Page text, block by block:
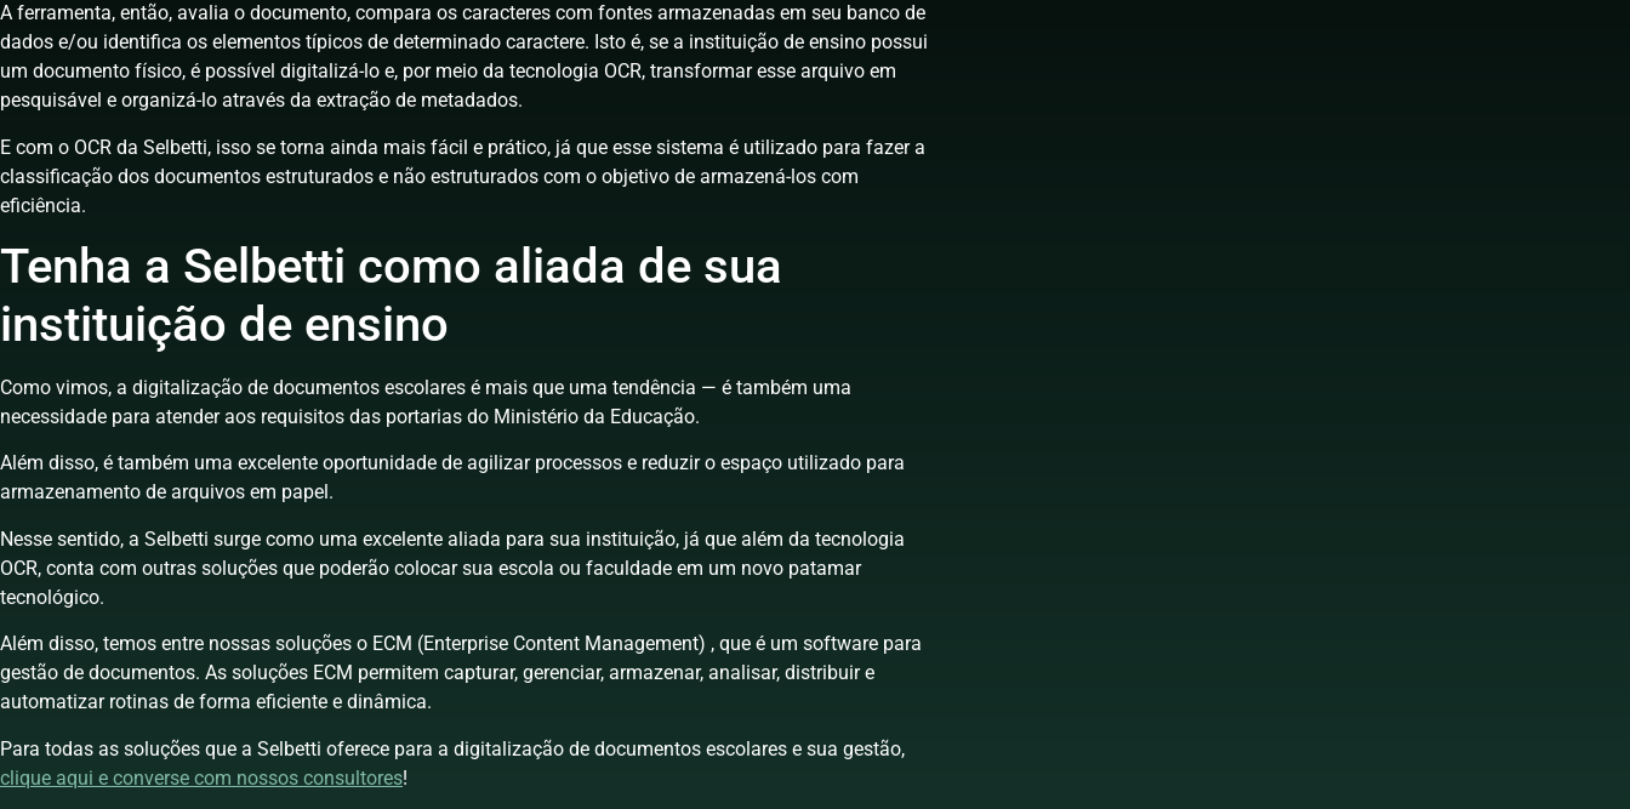
A ferramenta, então, avalia o documento, compara os caracteres com fontes armazenadas em seu banco de
dados e/ou identifica os elementos típicos de determinado caractere. Isto é, se a instituição de ensino possui
um documento físico, é possível digitalizá-lo e, por meio da tecnologia OCR, transformar esse arquivo em
pesquisável e organizá-lo através da extração de metadados.
E com o OCR da Selbetti, isso se torna ainda mais fácil e prático, já que esse sistema é utilizado para fazer a
classificação dos documentos estruturados e não estruturados com o objetivo de armazená-los com
eficiência.
Tenha a Selbetti como aliada de sua
instituição de ensino
Como vimos, a digitalização de documentos escolares é mais que uma tendência — é também uma
necessidade para atender aos requisitos das portarias do Ministério da Educação.
Além disso, é também uma excelente oportunidade de agilizar processos e reduzir o espaço utilizado para
armazenamento de arquivos em papel.
Nesse sentido, a Selbetti surge como uma excelente aliada para sua instituição, já que além da tecnologia
OCR, conta com outras soluções que poderão colocar sua escola ou faculdade em um novo patamar
tecnológico.
Além disso, temos entre nossas soluções o ECM (Enterprise Content Management) , que é um software para
gestão de documentos. As soluções ECM permitem capturar, gerenciar, armazenar, analisar, distribuir e
automatizar rotinas de forma eficiente e dinâmica.
Para todas as soluções que a Selbetti oferece para a digitalização de documentos escolares e sua gestão,
clique aqui e converse com nossos consultores!